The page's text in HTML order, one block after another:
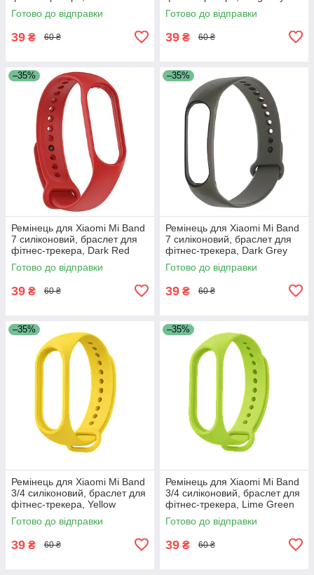
Готово до відправки
39 ₴ 60 ₴
Готово до відправки
39 ₴ 60 ₴
–35%
Ремінець для Xiaomi Mi Band
7 силіконовий, браслет для
фітнес-трекера, Dark Red
(16)
Готово до відправки
39 ₴ 60 ₴
–35%
Ремінець для Xiaomi Mi Band
7 силіконовий, браслет для
фітнес-трекера, Dark Grey
(30/36)
Готово до відправки
39 ₴ 60 ₴
–35%
Ремінець для Xiaomi Mi Band
3/4 силіконовий, браслет для
фітнес-трекера, Yellow
Готово до відправки
39 ₴ 60 ₴
–35%
Ремінець для Xiaomi Mi Band
3/4 силіконовий, браслет для
фітнес-трекера, Lime Green
Готово до відправки
39 ₴ 60 ₴